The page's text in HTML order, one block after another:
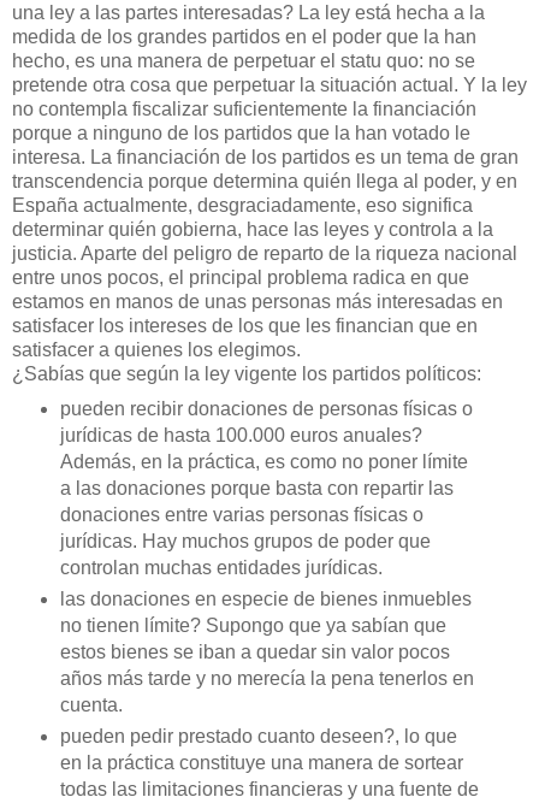
una ley a las partes interesadas? La ley está hecha a la
medida de los grandes partidos en el poder que la han
hecho, es una manera de perpetuar el statu quo: no se
pretende otra cosa que perpetuar la situación actual. Y la ley
no contempla fiscalizar suficientemente la financiación
porque a ninguno de los partidos que la han votado le
interesa. La financiación de los partidos es un tema de gran
transcendencia porque determina quién llega al poder, y en
España actualmente, desgraciadamente, eso significa
determinar quién gobierna, hace las leyes y controla a la
justicia. Aparte del peligro de reparto de la riqueza nacional
entre unos pocos, el principal problema radica en que
estamos en manos de unas personas más interesadas en
satisfacer los intereses de los que les financian que en
satisfacer a quienes los elegimos.
¿Sabías que según la ley vigente los partidos políticos:
pueden recibir donaciones de personas físicas o
jurídicas de hasta 100.000 euros anuales?
Además, en la práctica, es como no poner límite
a las donaciones porque basta con repartir las
donaciones entre varias personas físicas o
jurídicas. Hay muchos grupos de poder que
controlan muchas entidades jurídicas.
las donaciones en especie de bienes inmuebles
no tienen límite? Supongo que ya sabían que
estos bienes se iban a quedar sin valor pocos
años más tarde y no merecía la pena tenerlos en
cuenta.
pueden pedir prestado cuanto deseen?, lo que
en la práctica constituye una manera de sortear
todas las limitaciones financieras y una fuente de